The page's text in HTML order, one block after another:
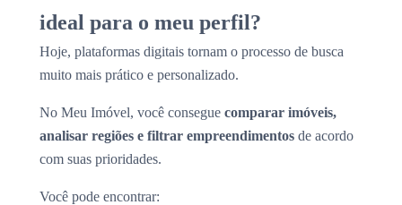
ideal para o meu perfil?
Hoje, plataformas digitais tornam o processo de busca
muito mais prático e personalizado.
No Meu Imóvel, você consegue comparar imóveis,
analisar regiões e filtrar empreendimentos de acordo
com suas prioridades.
Você pode encontrar: